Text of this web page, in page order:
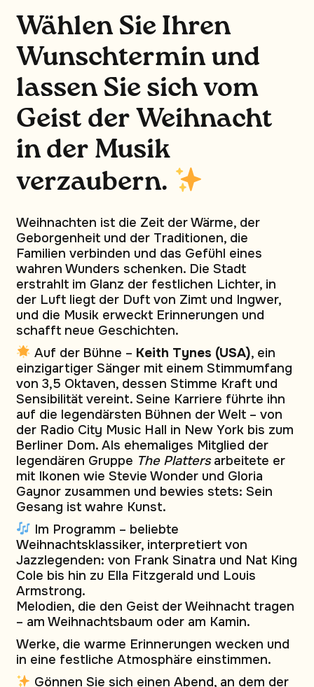
Wählen Sie Ihren
Wunschtermin und
lassen Sie sich vom
Geist der Weihnacht
in der Musik
verzaubern.
Weihnachten ist die Zeit der Wärme, der
Geborgenheit und der Traditionen, die
Familien verbinden und das Gefühl eines
wahren Wunders schenken. Die Stadt
erstrahlt im Glanz der festlichen Lichter, in
der Luft liegt der Duft von Zimt und Ingwer,
und die Musik erweckt Erinnerungen und
schafft neue Geschichten.
Auf der Bühne – Keith Tynes (USA), ein
einzigartiger Sänger mit einem Stimmumfang
von 3,5 Oktaven, dessen Stimme Kraft und
Sensibilität vereint. Seine Karriere führte ihn
auf die legendärsten Bühnen der Welt – von
der Radio City Music Hall in New York bis zum
Berliner Dom. Als ehemaliges Mitglied der
legendären Gruppe The Plattersarbeitete er
mit Ikonen wie Stevie Wonder und Gloria
Gaynor zusammen und bewies stets: Sein
Gesang ist wahre Kunst.
Im Programm – beliebte
Weihnachtsklassiker, interpretiert von
Jazzlegenden: von Frank Sinatra und Nat King
Cole bis hin zu Ella Fitzgerald und Louis
Armstrong.
Melodien, die den Geist der Weihnacht tragen
– am Weihnachtsbaum oder am Kamin.
Werke, die warme Erinnerungen wecken und
in eine festliche Atmosphäre einstimmen.
Gönnen Sie sich einen Abend, an dem der